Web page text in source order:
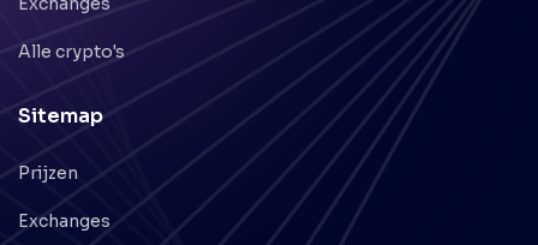
Alle crypto's
Sitemap
Prijzen
Exchanges